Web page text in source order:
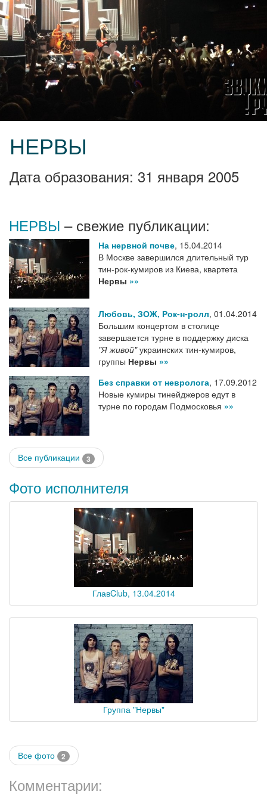
НЕРВЫ
Дата образования: 31 января 2005
НЕРВЫ – свежие публикации:
На нервной почве, 15.04.2014
В Москве завершился длительный тур
тин-рок-кумиров из Киева, квартета
Нервы »»
Любовь, ЗОЖ, Рок-н-ролл, 01.04.2014
Большим концертом в столице
завершается турне в поддержку диска
"Я живой"украинских тин-кумиров,
группы Нервы »»
Без справки от невролога, 17.09.2012
Новые кумиры тинейджеров едут в
турне по городам Подмосковья »»
Все публикации 3
Фото исполнителя
ГлавClub, 13.04.2014
Группа "Нервы"
Все фото 2
Комментарии: